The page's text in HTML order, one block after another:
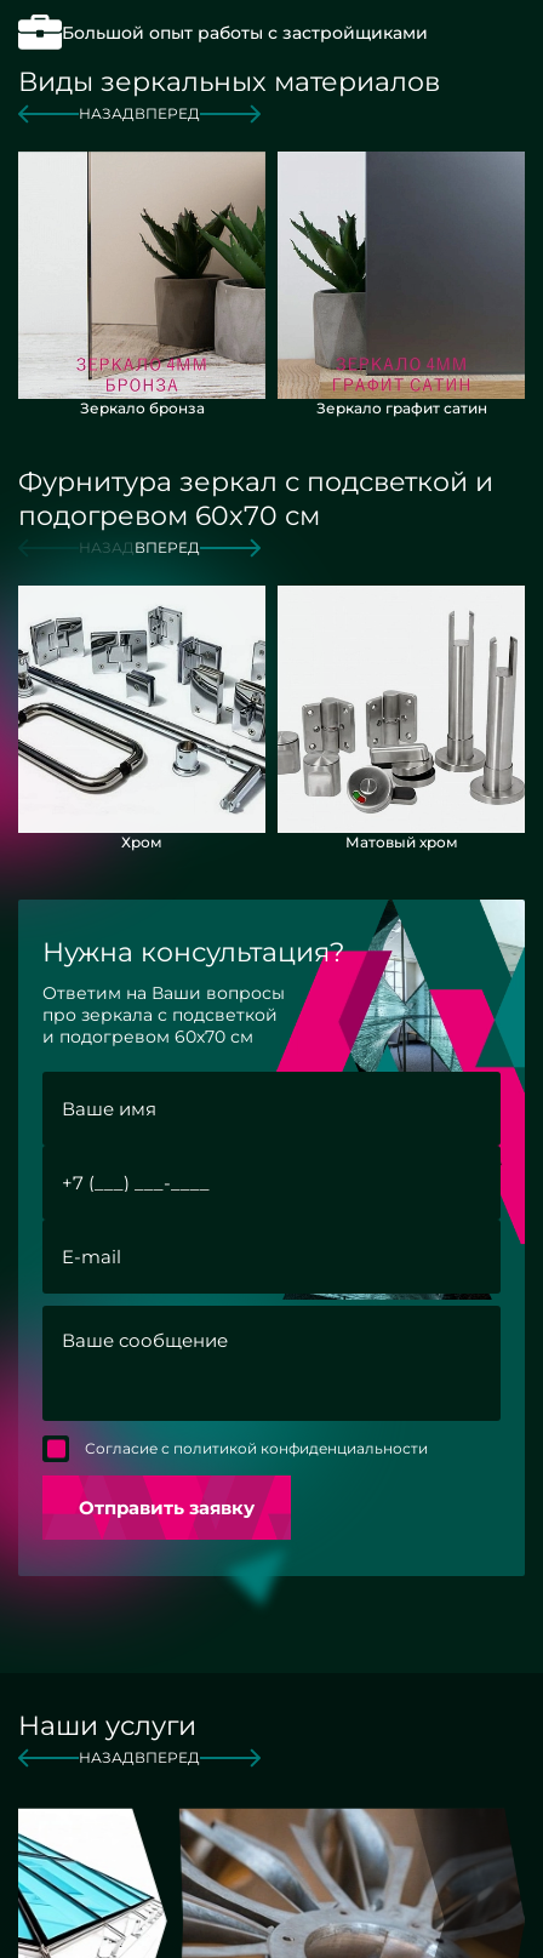
Большой опыт работы с застройщиками
Виды зеркальных материалов
НАЗАДВПЕРЕД
Зеркало бронза Зеркало графит сатин
Фурнитура зеркал с подсветкой и
подогревом 60х70 см
НАЗАДВПЕРЕД
Хром Матовый хром
Нужна консультация?
Ответим на Ваши вопросы
про зеркала с подсветкой
и подогревом 60х70 см
Согласие с политикой конфиденциальности
Отправить заявку
Наши услуги
НАЗАДВПЕРЕД